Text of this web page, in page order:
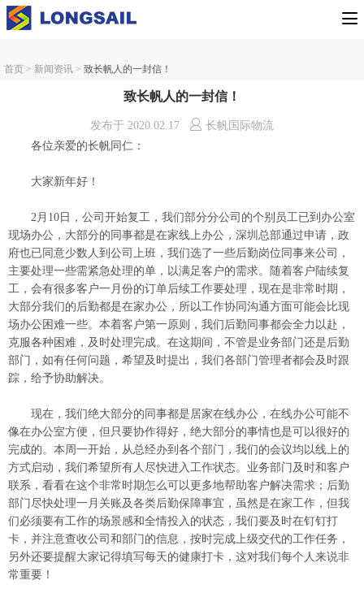
首页 > 新闻资讯 > 致长帆人的一封信！
致长帆人的一封信！
发布于 2020.02.17
长帆国际物流
各位亲爱的长帆同仁：
大家新年好！
2月10日，公司开始复工，我们部分分公司的个别员工已到办公室
现场办公，大部分的同事都是在家线上办公，深圳总部通过申请，政
府也已同意少数人到公司上班，我们选了一些后勤岗位同事来公司，
主要处理一些需紧急处理的单，以满足客户的需求。随着客户陆续复
工，会有很多客户一月份的订单后续工作要处理，现在是非常时期，
大部分我们的后勤都是在家办公，所以工作协同沟通方面可能会比现
场办公困难一些。本着客户第一原则，我们后勤同事都会全力以赴，
克服各种困难，及时处理完成。在这期间，不管是业务部门还是后勤
部门，如有任何问题，希望及时提出，我们各部门管理者都会及时跟
踪，给予协助解决。
现在，我们绝大部分的同事都是居家在线办公，在线办公可能不
像在办公室方便，但只要协作得好，绝大部分的事情也是可以很好的
完成的。本周一开始，从总经办到各个部门，我们的会议均以线上的
方式启动，我们希望所有人尽快进入工作状态。业务部门及时和客户
联系，看看在这个非常时期怎么可以更多地帮助客户解决需求；后勤
部门尽快处理一月关账及各类后勤保障事宜，虽然是在家工作，但我
们必须要有工作的场景感和全情投入的状态，我们要及时在钉钉打
卡，并注意查收公司和部门的信息，按时完成上级交代的工作任务，
另外还要提醒大家记得填写每天的健康打卡，这对我们每个人来说非
常重要！